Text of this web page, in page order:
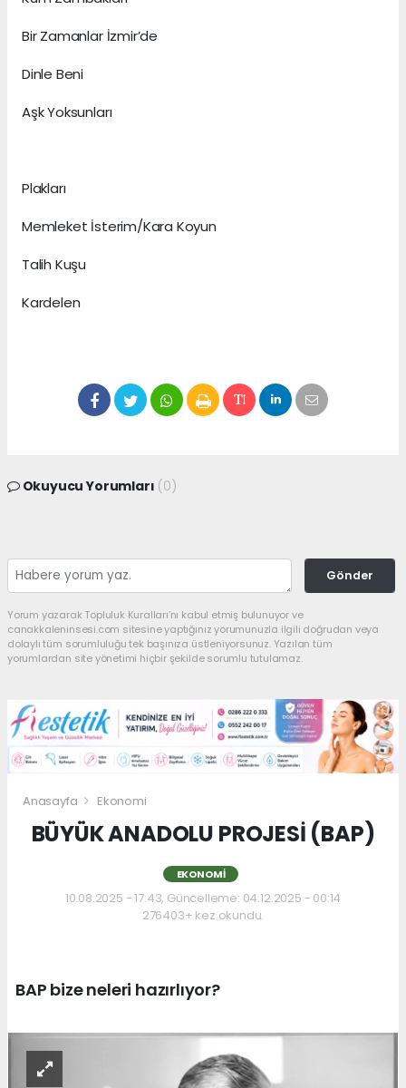
Bir Zamanlar İzmir’de
Dinle Beni
Aşk Yoksunları
Plakları
Memleket İsterim/Kara Koyun
Talih Kuşu
Kardelen
Okuyucu Yorumları (0)
Gönder
Yorum yazarak Topluluk Kuralları’nı kabul etmiş bulunuyor ve
canakkaleninsesi.com sitesine yaptığınız yorumunuzla ilgili doğrudan veya
dolaylı tüm sorumluluğu tek başınıza üstleniyorsunuz. Yazılan tüm
yorumlardan site yönetimi hiçbir şekilde sorumlu tutulamaz.
Anasayfa Ekonomi
BÜYÜK ANADOLU PROJESİ (BAP)
EKONOMI
10.08.2025 - 17:43, Güncelleme: 04.12.2025 - 00:14
276403+ kez okundu.
BAP bize neleri hazırlıyor?